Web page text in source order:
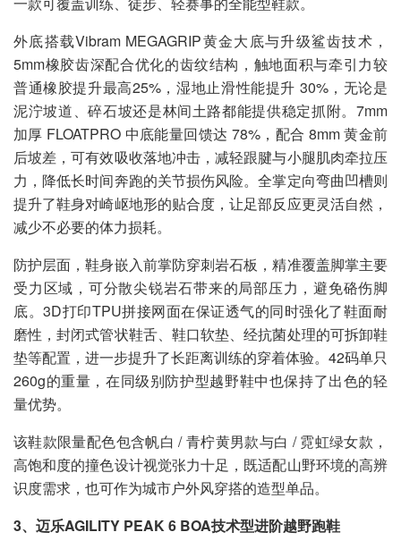
外底搭载Vibram MEGAGRIP黄金大底与升级鲨齿技术，
5mm橡胶齿深配合优化的齿纹结构，触地面积与牵引力较
普通橡胶提升最高25%，湿地止滑性能提升 30%，无论是
泥泞坡道、碎石坡还是林间土路都能提供稳定抓附。7mm
加厚 FLOATPRO 中底能量回馈达 78%，配合 8mm 黄金前
后坡差，可有效吸收落地冲击，减轻跟腱与小腿肌肉牵拉压
力，降低长时间奔跑的关节损伤风险。全掌定向弯曲凹槽则
提升了鞋身对崎岖地形的贴合度，让足部反应更灵活自然，
减少不必要的体力损耗。
防护层面，鞋身嵌入前掌防穿刺岩石板，精准覆盖脚掌主要
受力区域，可分散尖锐岩石带来的局部压力，避免硌伤脚
底。3D打印TPU拼接网面在保证透气的同时强化了鞋面耐
磨性，封闭式管状鞋舌、鞋口软垫、经抗菌处理的可拆卸鞋
垫等配置，进一步提升了长距离训练的穿着体验。42码单只
260g的重量，在同级别防护型越野鞋中也保持了出色的轻
量优势。
该鞋款限量配色包含帆白 / 青柠黄男款与白 / 霓虹绿女款，
高饱和度的撞色设计视觉张力十足，既适配山野环境的高辨
识度需求，也可作为城市户外风穿搭的造型单品。
3、迈乐AGILITY PEAK 6 BOA技术型进阶越野跑鞋